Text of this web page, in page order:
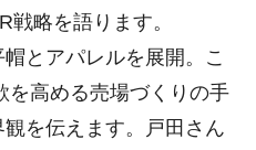
戦略を語ります。
帽とアパレルを展開。こ
を高める売場づくりの手
を伝えます。戸田さん